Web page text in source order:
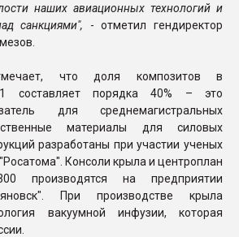
наших авиационных технологий и
санкциями", - отметил гендиректор
что доля композитов в
составляет порядка 40% – это
для среднемагистральных
материалы для силовых
разработаны при участии ученых
Консоли крыла и центроплан
производятся на предприятии
При производстве крыла
вакуумной инфузии, которая